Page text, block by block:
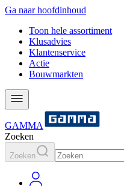
Ga naar hoofdinhoud
Toon hele assortiment
Klusadvies
Klantenservice
Actie
Bouwmarkten
GAMMA
Zoeken
Zoeken